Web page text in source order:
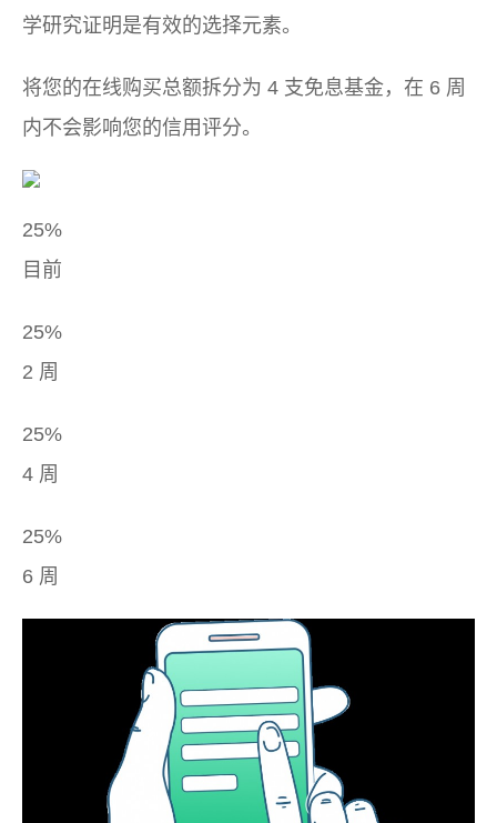
学研究证明是有效的选择元素。
将您的在线购买总额拆分为 4 支免息基金，在 6 周
内不会影响您的信用评分。
25%
目前
25%
2 周
25%
4 周
25%
6 周